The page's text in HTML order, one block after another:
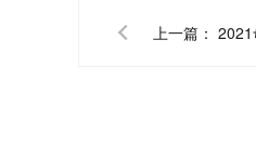
上一篇：